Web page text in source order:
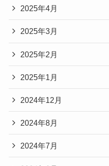
2025年4月
2025年3月
2025年2月
2025年1月
2024年12月
2024年8月
2024年7月